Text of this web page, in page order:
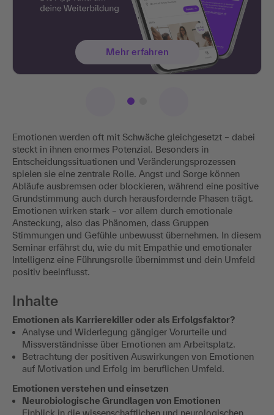
Emotionen werden oft mit Schwäche gleichgesetzt – dabei
steckt in ihnen enormes Potenzial. Besonders in
Entscheidungssituationen und Veränderungsprozessen
spielen sie eine zentrale Rolle. Angst und Sorge können
Abläufe ausbremsen oder blockieren, während eine positive
Grundstimmung auch durch herausfordernde Phasen trägt.
Emotionen wirken stark – vor allem durch emotionale
Ansteckung, also das Phänomen, dass Gruppen
Stimmungen und Gefühle unbewusst übernehmen. In diesem
Seminar erfährst du, wie du mit Empathie und emotionaler
Intelligenz eine Führungsrolle übernimmst und dein Umfeld
positiv beeinflusst.
Inhalte
Emotionen als Karrierekiller oder als Erfolgsfaktor?
Analyse und Widerlegung gängiger Vorurteile und
Missverständnisse über Emotionen am Arbeitsplatz.
Betrachtung der positiven Auswirkungen von Emotionen
auf Motivation und Erfolg im beruflichen Umfeld.
Emotionen verstehen und einsetzen
Neurobiologische Grundlagen von Emotionen
Mehr erfahren